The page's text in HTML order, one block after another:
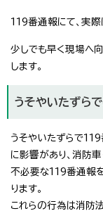
119番通報にて、実
少しでも早く現場へ
します。
うそやいたずら
うそやいたずらで
に影響があり、消防
不必要な119番通報
ります。
これらの行為は消防